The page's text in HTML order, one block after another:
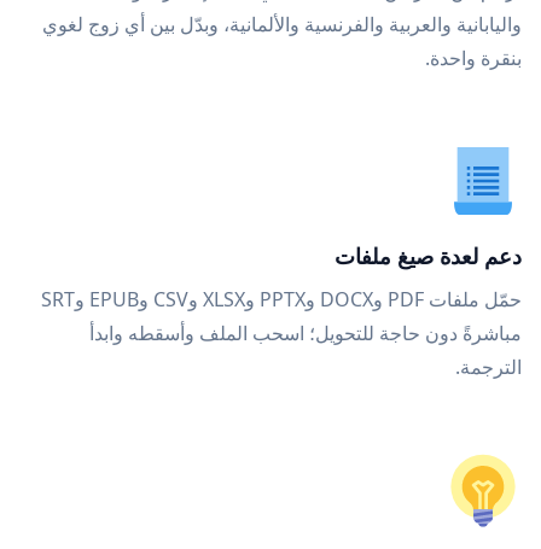
واليابانية والعربية والفرنسية والألمانية، وبدّل بين أي زوج لغوي
بنقرة واحدة.
دعم لعدة صيغ ملفات
حمّل ملفات PDF وDOCX وPPTX وXLSX وCSV وEPUB وSRT
مباشرةً دون حاجة للتحويل؛ اسحب الملف وأسقطه وابدأ
الترجمة.